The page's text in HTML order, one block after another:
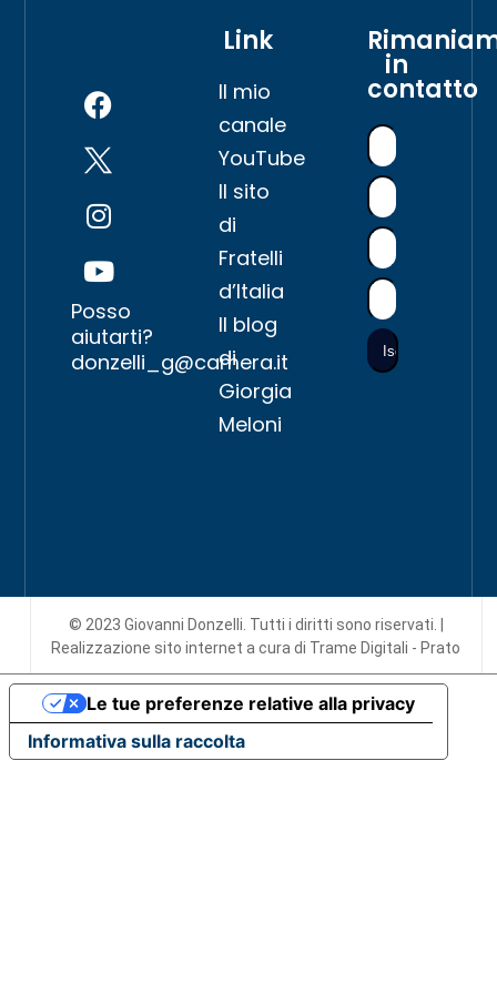
Posso
aiutarti?
donzelli_g@camera.it
Link
Il mio
canale
YouTube
Il sito
di
Fratelli
d’Italia
Il blog
di
Giorgia
Meloni
in
contatto
© 2023 Giovanni Donzelli. Tutti i diritti sono riservati. |
Realizzazione sito interneta cura di Trame Digitali - Prato
Informativa sulla raccolta
Le tue preferenze relative alla privacy